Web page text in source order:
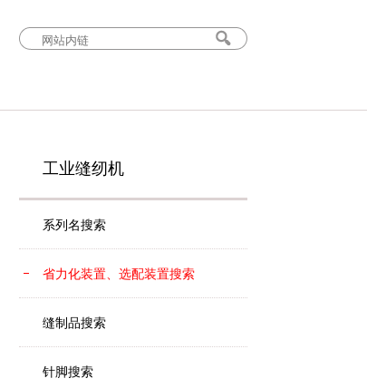
工业缝纫机
系列名搜索
省力化装置、选配装置搜索
缝制品搜索
针脚搜索